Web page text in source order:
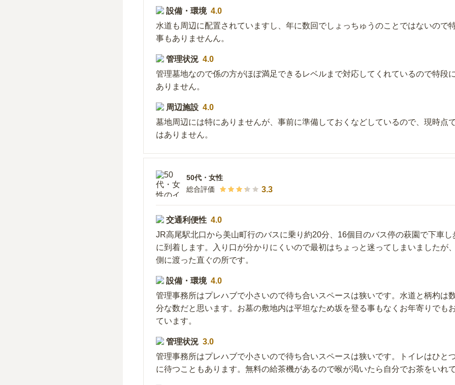
設備・環境 4.0
水道も周辺に配置されていますし、年に数回でしょっちゅうのことではないので
事もありませんん。
管理状況 4.0
管理墓地なので係の方がほぼ満足できるレベルまで対応してくれているので特段
ありません。
周辺施設 4.0
墓地周辺には特にありませんが、事前に準備しておくなどしているので、現時点
はありません。
50代 ・ 女性
総合評価
3.3
交通利便性 4.0
JR高尾駅北口から美山町行のバスに乗り約20分、16個目のバス停の萩園で下車し
に到着します。入り口が分かりにくいので最初はちょっと迷ってしまいましたが
側に渡った直ぐの所です。
設備・環境 4.0
管理事務所はプレハブで小さいので待ち合いスペースは狭いです。水道と柄杓は
分な数だと思います。お墓の敷地内は平坦なため坂を登る事もなくお年寄りでも
ています。
管理状況 3.0
管理事務所はプレハブで小さいので待ち合いスペースは狭いです。トイレはひと
に待つこともあります。無料の給茶機があるので喉が渇いたら自分でお茶をいれ